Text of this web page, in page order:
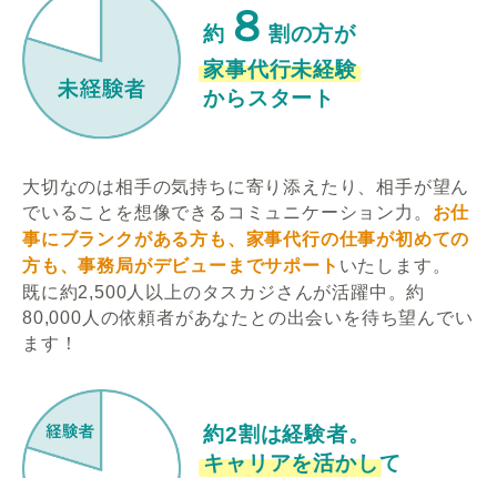
約 ８ 割の方が
家事代行未経験
からスタート
大切なのは相手の気持ちに寄り添えたり、相手が望ん
でいることを想像できるコミュニケーション力。 お仕
事にブランクがある方も、家事代行の仕事が初めての
方も、事務局がデビューまでサポート いたします。
既に約2,500人以上のタスカジさんが活躍中。約
80,000人の依頼者があなたとの出会いを待ち望んでい
ます！
約2割は経験者。
キャリアを活かして